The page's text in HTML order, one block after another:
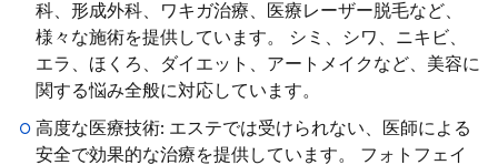
科、形成外科、ワキガ治療、医療レーザー脱毛など、
様々な施術を提供しています。 シミ、シワ、ニキビ、
エラ、ほくろ、ダイエット、アートメイクなど、美容に
関する悩み全般に対応しています。
高度な医療技術: エステでは受けられない、医師による
安全で効果的な治療を提供しています。 フォトフェイ